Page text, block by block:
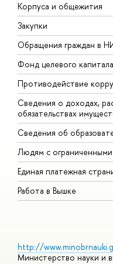
Корпуса и общежития
Закупки
Обращения граждан в
Фонд целевого капитала
Противодействие
Сведения о доходах,
обязательствах
Сведения об
Людям с
Единая платежная
Работа в Вышке
http://
Министерство науки и